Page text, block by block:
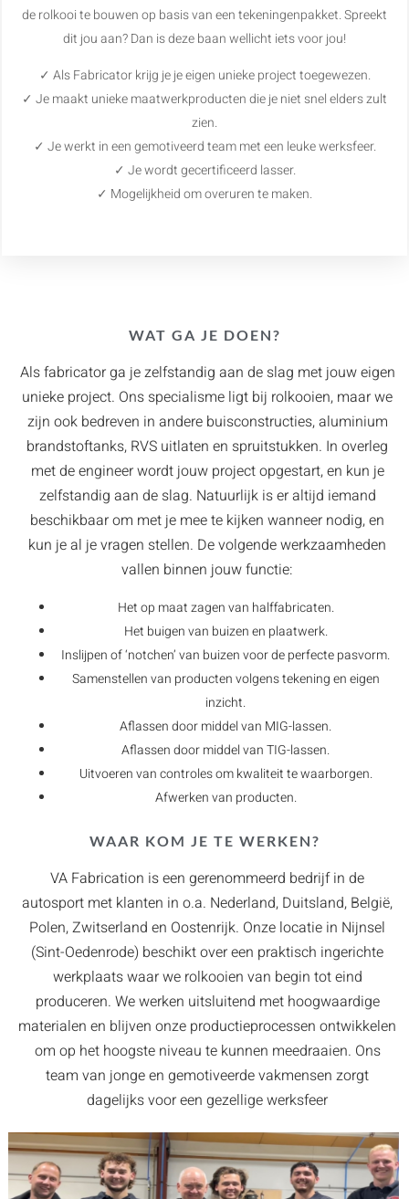
de rolkooi te bouwen op basis van een tekeningenpakket. Spreekt
dit jou aan? Dan is deze baan wellicht iets voor jou!
✓ Als Fabricator krijg je je eigen unieke project toegewezen.
✓ Je maakt unieke maatwerkproducten die je niet snel elders zult
zien.
✓ Je werkt in een gemotiveerd team met een leuke werksfeer.
✓ Je wordt gecertificeerd lasser.
✓ Mogelijkheid om overuren te maken.
WAT GA JE DOEN?
Als fabricator ga je zelfstandig aan de slag met jouw eigen
unieke project. Ons specialisme ligt bij rolkooien, maar we
zijn ook bedreven in andere buisconstructies, aluminium
brandstoftanks, RVS uitlaten en spruitstukken. In overleg
met de engineer wordt jouw project opgestart, en kun je
zelfstandig aan de slag. Natuurlijk is er altijd iemand
beschikbaar om met je mee te kijken wanneer nodig, en
kun je al je vragen stellen. De volgende werkzaamheden
vallen binnen jouw functie:
Het op maat zagen van halffabricaten.
Het buigen van buizen en plaatwerk.
Inslijpen of ‘notchen’ van buizen voor de perfecte pasvorm.
Samenstellen van producten volgens tekening en eigen
inzicht.
Aflassen door middel van MIG-lassen.
Aflassen door middel van TIG-lassen.
Uitvoeren van controles om kwaliteit te waarborgen.
Afwerken van producten.
WAAR KOM JE TE WERKEN?
VA Fabrication is een gerenommeerd bedrijf in de
autosport met klanten in o.a. Nederland, Duitsland, België,
Polen, Zwitserland en Oostenrijk. Onze locatie in Nijnsel
(Sint-Oedenrode) beschikt over een praktisch ingerichte
werkplaats waar we rolkooien van begin tot eind
produceren. We werken uitsluitend met hoogwaardige
materialen en blijven onze productieprocessen ontwikkelen
om op het hoogste niveau te kunnen meedraaien. Ons
team van jonge en gemotiveerde vakmensen zorgt
dagelijks voor een gezellige werksfeer